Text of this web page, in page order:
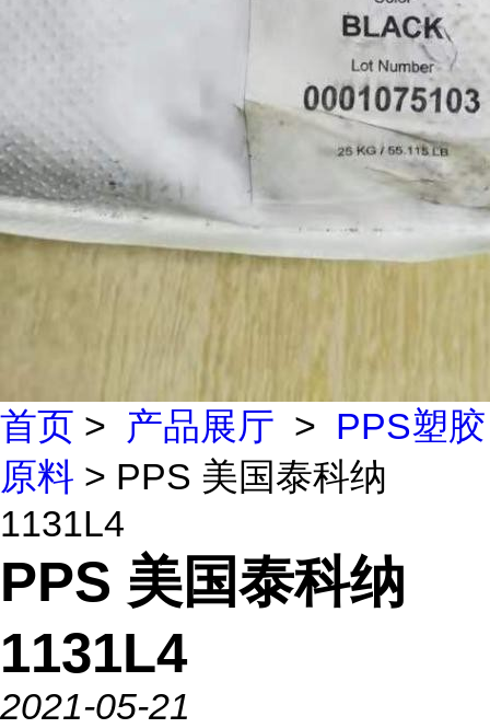
首页 > 产品展厅 > PPS塑胶
原料 > PPS 美国泰科纳
1131L4
PPS 美国泰科纳
1131L4
2021-05-21